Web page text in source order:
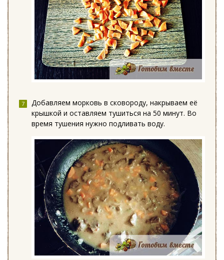
Добавляем морковь в сковороду, накрываем её
крышкой и оставляем тушиться на 50 минут. Во
время тушения нужно подливать воду.